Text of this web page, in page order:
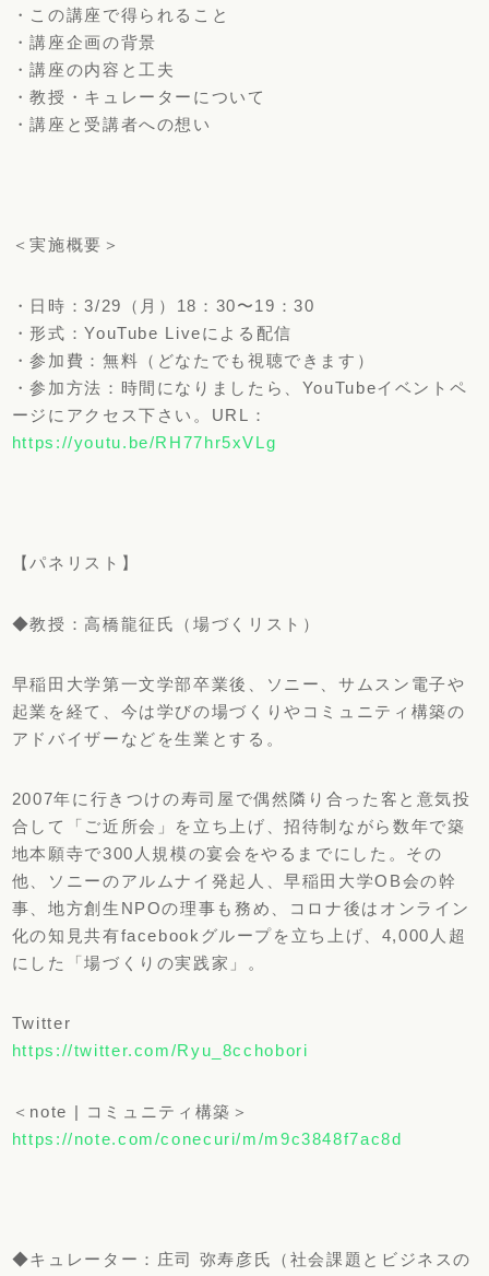
・この講座で得られること
・講座企画の背景
・講座の内容と工夫
・教授・キュレーターについて
・講座と受講者への想い
＜実施概要＞
・日時：3/29（月）18：30〜19：30
・形式：YouTube Liveによる配信
・参加費：無料（どなたでも視聴できます）
・参加方法：時間になりましたら、YouTubeイベントペ
ージにアクセス下さい。URL：
https://youtu.be/RH77hr5xVLg
【パネリスト】
◆教授：高橋龍征氏（場づくリスト）
早稲田大学第一文学部卒業後、ソニー、サムスン電子や
起業を経て、今は学びの場づくりやコミュニティ構築の
アドバイザーなどを生業とする。
2007年に行きつけの寿司屋で偶然隣り合った客と意気投
合して「ご近所会」を立ち上げ、招待制ながら数年で築
地本願寺で300人規模の宴会をやるまでにした。その
他、ソニーのアルムナイ発起人、早稲田大学OB会の幹
事、地方創生NPOの理事も務め、コロナ後はオンライン
化の知見共有facebookグループを立ち上げ、4,000人超
にした「場づくりの実践家」。
Twitter
https://twitter.com/Ryu_8cchobori
＜note | コミュニティ構築＞
https://note.com/conecuri/m/m9c3848f7ac8d
◆キュレーター：庄司 弥寿彦氏（社会課題とビジネスの